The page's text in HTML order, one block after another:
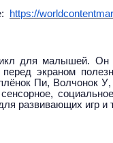
https://
для малышей. Он
экраном
Пи, Волчонок
развивающих игр и